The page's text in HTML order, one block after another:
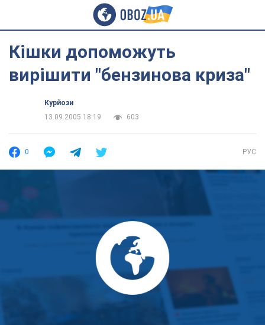
Кішки допоможуть
вирішити "бензинова криза"
Курйози
13.09.2005 18:19
603
0 РУС